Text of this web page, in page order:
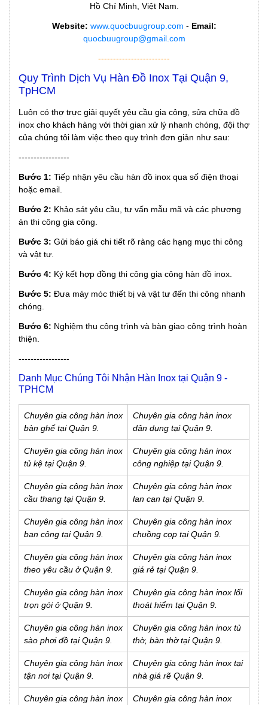
Hồ Chí Minh, Việt Nam.
Website: www.quocbuugroup.com - Email:
quocbuugroup@gmail.com
------------------------
Quy Trình Dịch Vụ Hàn Đồ Inox Tại Quận 9,
TpHCM
Luôn có thợ trực giải quyết yêu cầu gia công, sửa chữa đồ
inox cho khách hàng với thời gian xử lý nhanh chóng, đội thợ
của chúng tôi làm việc theo quy trình đơn giản như sau:
-----------------
Bước 1: Tiếp nhận yêu cầu hàn đồ inox qua số điện thoại
hoặc email.
Bước 2: Khảo sát yêu cầu, tư vấn mẫu mã và các phương
án thi công gia công.
Bước 3: Gửi báo giá chi tiết rõ ràng các hạng mục thi công
và vật tư.
Bước 4: Ký kết hợp đồng thi công gia công hàn đồ inox.
Bước 5: Đưa máy móc thiết bị và vật tư đến thi công nhanh
chóng.
Bước 6: Nghiệm thu công trình và bàn giao công trình hoàn
thiện.
-----------------
Danh Mục Chúng Tôi Nhận Hàn Inox tại Quận 9 -
TPHCM
Chuyên gia công hàn inox
bàn ghế tại Quận 9.
Chuyên gia công hàn inox
dân dụng tại Quận 9.
Chuyên gia công hàn inox
tủ kệ tại Quận 9.
Chuyên gia công hàn inox
công nghiệp tại Quận 9.
Chuyên gia công hàn inox
cầu thang tại Quận 9.
Chuyên gia công hàn inox
lan can tại Quận 9.
Chuyên gia công hàn inox
ban công tại Quận 9.
Chuyên gia công hàn inox
chuồng cọp tại Quận 9.
Chuyên gia công hàn inox
theo yêu cầu ở Quận 9.
Chuyên gia công hàn inox
giá rẻ tại Quận 9.
Chuyên gia công hàn inox
trọn gói ở Quận 9.
Chuyên gia công hàn inox lối
thoát hiểm tại Quận 9.
Chuyên gia công hàn inox
sào phơi đồ tại Quận 9.
Chuyên gia công hàn inox tủ
thờ, bàn thờ tại Quận 9.
Chuyên gia công hàn inox
tận nơi tại Quận 9.
Chuyên gia công hàn inox tại
nhà giá rẽ Quận 9.
Chuyên gia công hàn inox Chuyên gia công hàn inox